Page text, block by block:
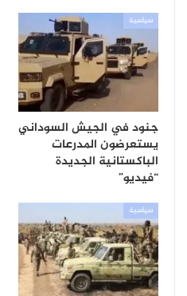
سياسية
جنود في الجيش السوداني
يستعرضون المدرعات
الباكستانية الجديدة
“فيديو”
سياسية